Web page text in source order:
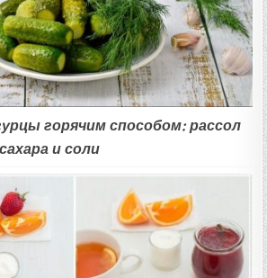
горячим способом: рассол
и соли